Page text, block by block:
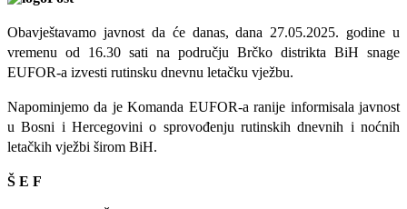
Obavještavamo javnost da će danas, dana 27.05.2025. godine u
vremenu od 16.30 sati na području Brčko distrikta BiH snage
EUFOR-a izvesti rutinsku dnevnu letačku vježbu.
Napominjemo da je Komanda EUFOR-a ranije informisala javnost
u Bosni i Hercegovini o sprovođenju rutinskih dnevnih i noćnih
letačkih vježbi širom BiH.
Š E F